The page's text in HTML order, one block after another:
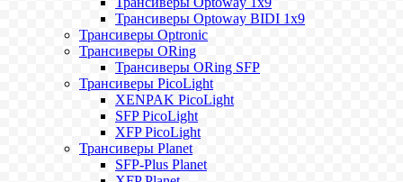
Трансиверы Optoway BIDI 1x9
Трансиверы Optronic
Трансиверы ORing
Трансиверы ORing SFP
Трансиверы PicoLight
XENPAK PicoLight
SFP PicoLight
XFP PicoLight
Трансиверы Planet
SFP-Plus Planet